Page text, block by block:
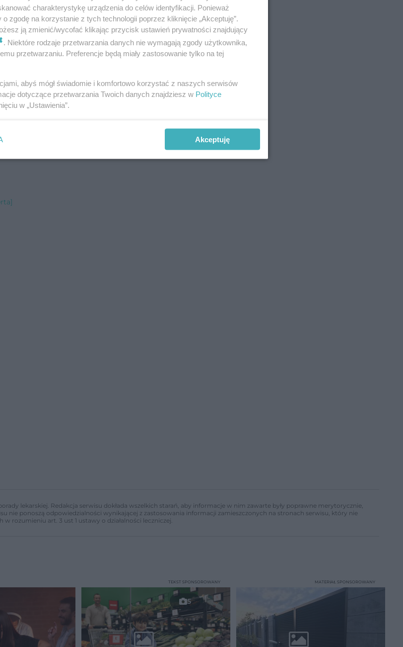
lekarskiej. Redakcja serwisu dokłada wszelkich starań, aby informacje w nim zawarte były poprawne merytorycznie,
nie ponoszą odpowiedzialności wynikającej z zastosowania informacji zamieszczonych na stronach serwisu, który nie
rozumieniu art. 3 ust 1 ustawy o działalności leczniczej.
5
TEKST SPONSOROWANY MATERIAŁ SPONSOROWANY
charakterystykę urządzenia do celów identyfikacji. Ponieważ
zgodę na korzystanie z tych technologii poprzez kliknięcie „Akceptuję”.
ją zmienić/wycofać klikając przycisk ustawień prywatności znajdujący
. Niektóre rodzaje przetwarzania danych nie wymagają zgody użytkownika,
przetwarzaniu. Preferencje będą miały zastosowanie tylko na tej
abyś mógł świadomie i komfortowo korzystać z naszych serwisów
dotyczące przetwarzania Twoich danych znajdziesz w Polityce
w „Ustawienia”.
Akceptuję